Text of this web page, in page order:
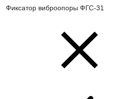
Фиксатор виброопоры ФГС-31